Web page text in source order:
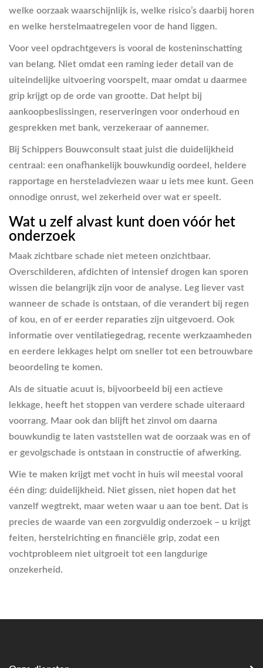
welke oorzaak waarschijnlijk is, welke risico’s daarbij horen
en welke herstelmaatregelen voor de hand liggen.
Voor veel opdrachtgevers is vooral de kosteninschatting
van belang. Niet omdat een raming ieder detail van de
uiteindelijke uitvoering voorspelt, maar omdat u daarmee
grip krijgt op de orde van grootte. Dat helpt bij
aankoopbeslissingen, reserveringen voor onderhoud en
gesprekken met bank, verzekeraar of aannemer.
Bij Schippers Bouwconsult staat juist die duidelijkheid
centraal: een onafhankelijk bouwkundig oordeel, heldere
rapportage en hersteladviezen waar u iets mee kunt. Geen
onnodige onrust, wel zekerheid over wat er speelt.
Wat u zelf alvast kunt doen vóór het
onderzoek
Maak zichtbare schade niet meteen onzichtbaar.
Overschilderen, afdichten of intensief drogen kan sporen
wissen die belangrijk zijn voor de analyse. Leg liever vast
wanneer de schade is ontstaan, of die verandert bij regen
of kou, en of er eerder reparaties zijn uitgevoerd. Ook
informatie over ventilatiegedrag, recente werkzaamheden
en eerdere lekkages helpt om sneller tot een betrouwbare
beoordeling te komen.
Als de situatie acuut is, bijvoorbeeld bij een actieve
lekkage, heeft het stoppen van verdere schade uiteraard
voorrang. Maar ook dan blijft het zinvol om daarna
bouwkundig te laten vaststellen wat de oorzaak was en of
er gevolgschade is ontstaan in constructie of afwerking.
Wie te maken krijgt met vocht in huis wil meestal vooral
één ding: duidelijkheid. Niet gissen, niet hopen dat het
vanzelf wegtrekt, maar weten waar u aan toe bent. Dat is
precies de waarde van een zorgvuldig onderzoek – u krijgt
feiten, herstelrichting en financiële grip, zodat een
vochtprobleem niet uitgroeit tot een langdurige
onzekerheid.